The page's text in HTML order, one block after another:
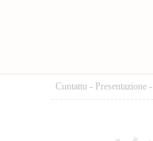
Cuntattu - Presentazione -